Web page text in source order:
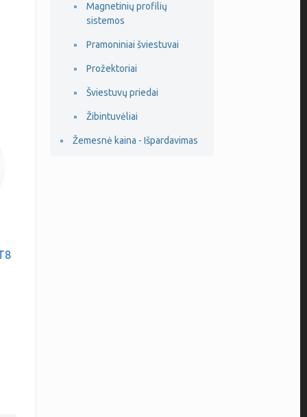
Magnetinių profilių
sistemos
Pramoniniai šviestuvai
Prožektoriai
Šviestuvų priedai
Žibintuvėliai
Žemesnė kaina - Išpardavimas